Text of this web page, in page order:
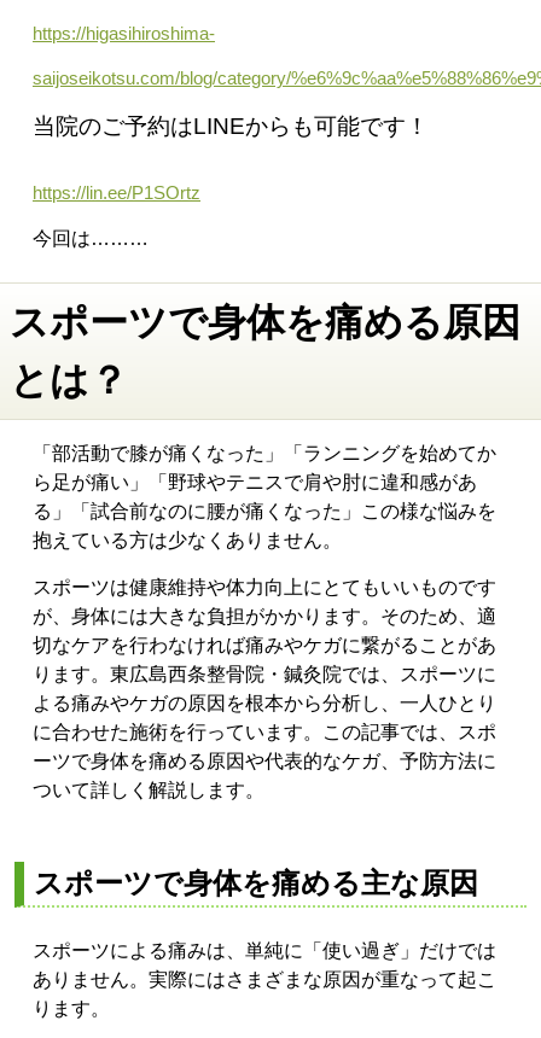
https://higasihiroshima-
saijoseikotsu.com/blog/category/
当院のご予約はLINEからも可能です！
https://lin.ee/P1SOrtz
今回は………
スポーツで身体を痛める原因
とは？
「部活動で膝が痛くなった」「ランニングを始めてか
ら足が痛い」「野球やテニスで肩や肘に違和感があ
る」「試合前なのに腰が痛くなった」この様な悩みを
抱えている方は少なくありません。
スポーツは健康維持や体力向上にとてもいいものです
が、身体には大きな負担がかかります。そのため、適
切なケアを行わなければ痛みやケガに繋がることがあ
ります。東広島西条整骨院・鍼灸院では、スポーツに
よる痛みやケガの原因を根本から分析し、一人ひとり
に合わせた施術を行っています。この記事では、スポ
ーツで身体を痛める原因や代表的なケガ、予防方法に
ついて詳しく解説します。
スポーツで身体を痛める主な原因
スポーツによる痛みは、単純に「使い過ぎ」だけでは
ありません。実際にはさまざまな原因が重なって起こ
ります。